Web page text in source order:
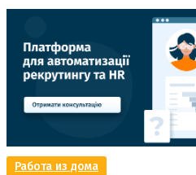
Работа из дома